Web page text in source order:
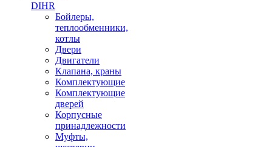
DIHR
Бойлеры,
теплообменники,
котлы
Двери
Двигатели
Клапана, краны
Комплектующие
Комплектующие
дверей
Корпусные
принадлежности
Муфты,